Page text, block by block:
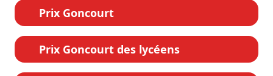
Prix Goncourt
Prix Goncourt des lycéens